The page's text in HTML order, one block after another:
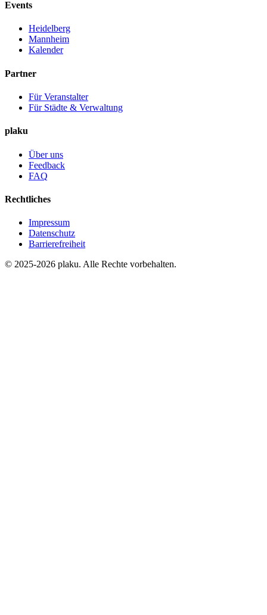
Events
Heidelberg
Mannheim
Kalender
Partner
Für Veranstalter
Für Städte & Verwaltung
plaku
Über uns
Feedback
FAQ
Rechtliches
Impressum
Datenschutz
Barrierefreiheit
© 2025-2026 plaku. Alle Rechte vorbehalten.